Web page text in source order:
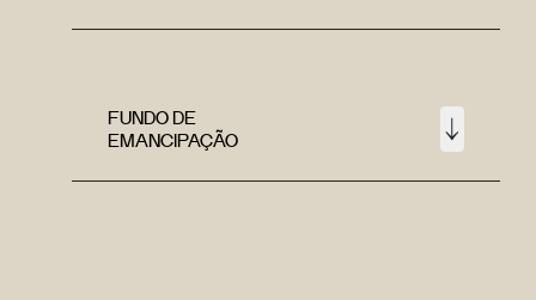
FUNDO DE
EMANCIPAÇÃO